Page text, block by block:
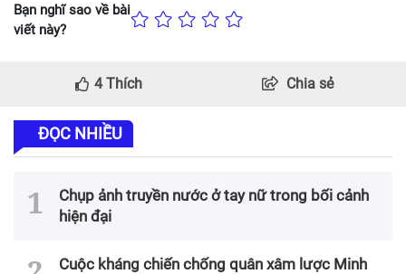
Bạn nghĩ sao về bài
viết này?
4Thích Chia sẻ
ĐỌC NHIỀU
Chụp ảnh truyền nước ở tay nữ trong bối cảnh
hiện đại
Cuộc kháng chiến chống quân xâm lược Minh